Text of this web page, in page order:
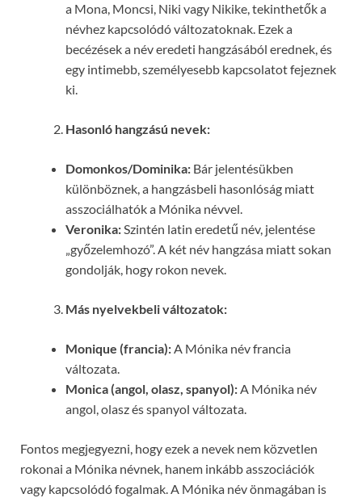
a Mona, Moncsi, Niki vagy Nikike, tekinthetők a
névhez kapcsolódó változatoknak. Ezek a
becézések a név eredeti hangzásából erednek, és
egy intimebb, személyesebb kapcsolatot fejeznek
ki.
Hasonló hangzású nevek:
Domonkos/Dominika: Bár jelentésükben
különböznek, a hangzásbeli hasonlóság miatt
asszociálhatók a Mónika névvel.
Veronika:Szintén latin eredetű név, jelentése
„győzelemhozó”. A két név hangzása miatt sokan
gondolják, hogy rokon nevek.
Más nyelvekbeli változatok:
Monique (francia):A Mónika név francia
változata.
Monica (angol, olasz, spanyol):A Mónika név
angol, olasz és spanyol változata.
Fontos megjegyezni, hogy ezek a nevek nem közvetlen
rokonai a Mónika névnek, hanem inkább asszociációk
vagy kapcsolódó fogalmak. A Mónika név önmagában is